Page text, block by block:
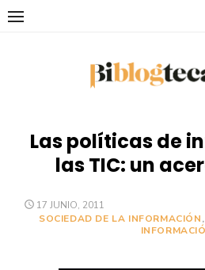
Saltar
Las políticas de
las TIC: un
PUBLICADO
EL
17 JUNIO, 2011
SOCIEDAD DE LA INFORMACIÓN,